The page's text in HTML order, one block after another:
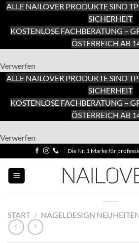
ALLE NAILOVER PRODUKTE SIND
SICHERHEIT
KOSTENLOSE FACHBERATUNG –
ÖSTERREICH AB
Verwerfen
ALLE NAILOVER PRODUKTE SIND
SICHERHEIT
KOSTENLOSE FACHBERATUNG –
ÖSTERREICH AB
Verwerfen
Inhalt
Inhalt
springen
Die Nr. 1 Marke für
START / NAGELDESIGN